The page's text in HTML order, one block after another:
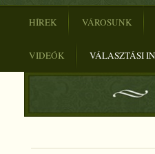
HÍREK VÁROSUNK
VIDEÓK VÁLASZTÁSI